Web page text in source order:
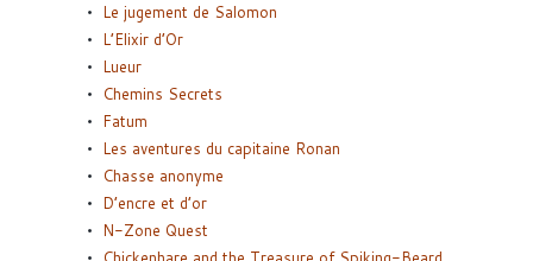
Le jugement de Salomon
L’Elixir d’Or
Lueur
Chemins Secrets
Fatum
Les aventures du capitaine Ronan
Chasse anonyme
D’encre et d’or
N-Zone Quest